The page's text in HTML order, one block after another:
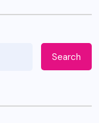
Search